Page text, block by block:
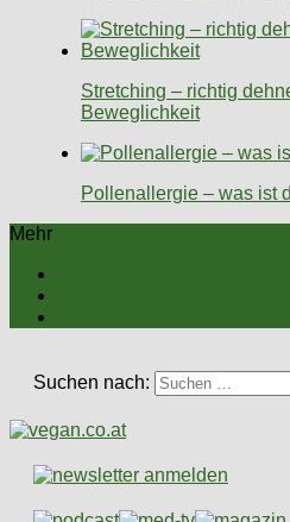
Stretching – richtig
Beweglichkeit
Pollenallergie – was ist
Mehr
Suchen nach: